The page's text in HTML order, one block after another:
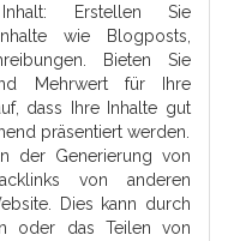
Erstellen Sie
wie Blogposts,
Bieten Sie
Mehrwert für Ihre
dass Ihre Inhalte gut
präsentiert werden.
der Generierung von
von anderen
Dies kann durch
oder das Teilen von